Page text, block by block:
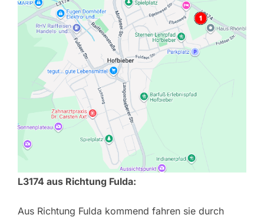
L3174 aus Richtung Fulda:
Aus Richtung Fulda kommend fahren sie durch